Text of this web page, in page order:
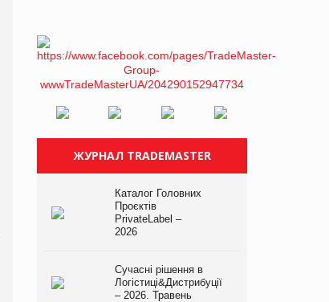
ЖУРНАЛ TRADEMASTER
Каталог Головних
Проєктів
PrivateLabel –
2026
Сучасні рішення в
Логістиці&Дистрибуції
– 2026. Травень